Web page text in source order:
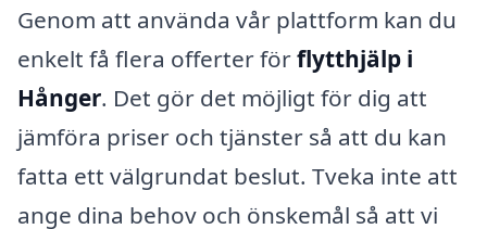
Genom att använda vår plattform kan du
enkelt få flera offerter förflytthjälp i
Hånger. Det gör det möjligt för dig att
jämföra priser och tjänster så att du kan
fatta ett välgrundat beslut. Tveka inte att
ange dina behov och önskemål så att vi